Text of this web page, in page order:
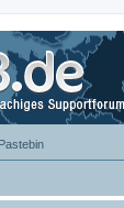
Pastebin